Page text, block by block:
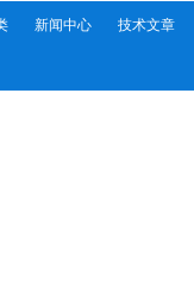
新闻中心 技术文章